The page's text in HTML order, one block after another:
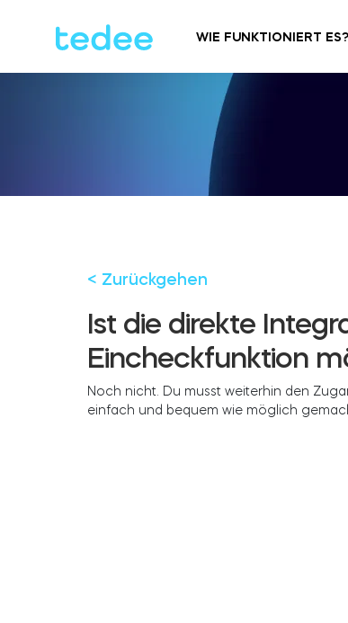
WIE FUNKTIONIERT ES?
< Zurückgehen
Ist die direkte
Eincheckfunktion
Noch nicht. Du musst weiterhin den
einfach und bequem wie möglich